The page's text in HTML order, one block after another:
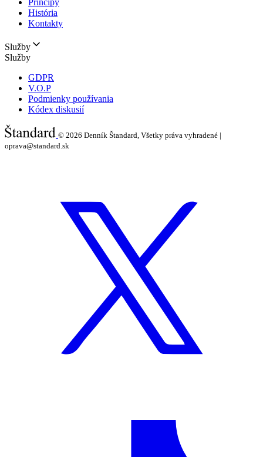
História
Kontakty
Služby
Služby
GDPR
V.O.P
Podmienky používania
Kódex diskusií
© 2026 Denník Štandard, Všetky práva vyhradené |
oprava@standard.sk